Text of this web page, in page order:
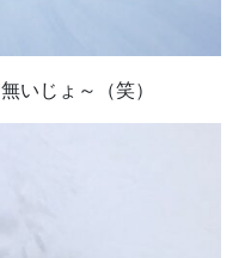
いじょ～（笑）